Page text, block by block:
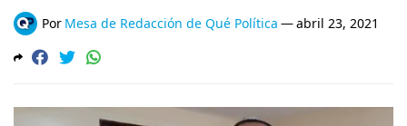
Por Mesa de Redacción de Qué Política —abril 23, 2021